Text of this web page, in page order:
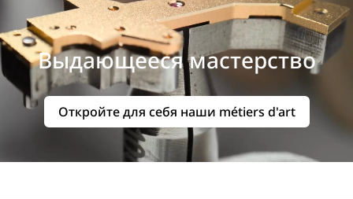
Выдающееся мастерство
Откройте для себя наши métiers d'art